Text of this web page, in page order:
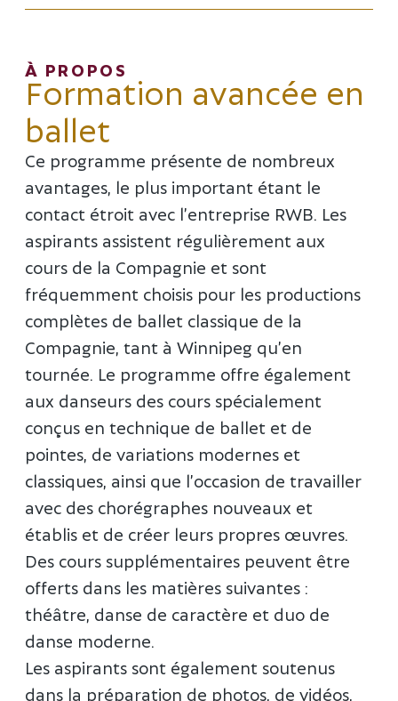
À PROPOS
Formation avancée en
ballet
Ce programme présente de nombreux
avantages, le plus important étant le
contact étroit avec l’entreprise RWB. Les
aspirants assistent régulièrement aux
cours de la Compagnie et sont
fréquemment choisis pour les productions
complètes de ballet classique de la
Compagnie, tant à Winnipeg qu’en
tournée. Le programme offre également
aux danseurs des cours spécialement
conçus en technique de ballet et de
pointes, de variations modernes et
classiques, ainsi que l’occasion de travailler
avec des chorégraphes nouveaux et
établis et de créer leurs propres œuvres.
Des cours supplémentaires peuvent être
offerts dans les matières suivantes :
théâtre, danse de caractère et duo de
danse moderne.
Les aspirants sont également soutenus
dans la préparation de photos, de vidéos,